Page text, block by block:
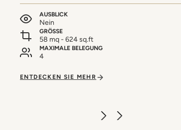
AUSBLICK
Nein
GRÖSSE
58 mq - 624 sq.ft
MAXIMALE BELEGUNG
4
ENTDECKEN SIE MEHR